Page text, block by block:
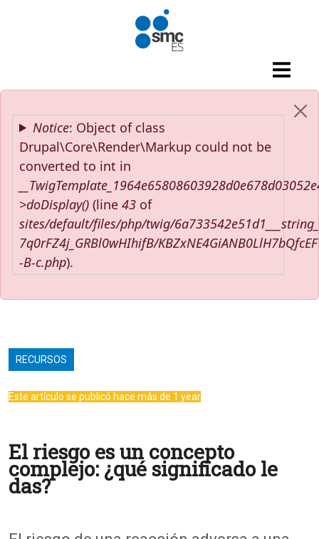
Pasar al contenido principal
Mensaje de error
Notice: Object of class
Drupal\Core\Render\Markup could not be
converted to int in
>doDisplay() (line 43 of
sites/default/files/php/twig/
7q0rFZ4j_GRBl0wHIhifB/
-B-c.php).
RECURSOS
Este artículo se publicó hace más de 1 year
El riesgo es un concepto
complejo: ¿qué significado le
das?